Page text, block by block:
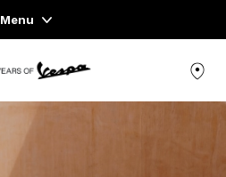
Menu
Menu
Ga naar de hoofdcontent